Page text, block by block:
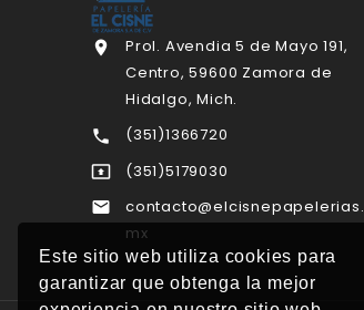
Este sitio web utiliza cookies para
garantizar que obtenga la mejor

Prol. Avendia 5 de Mayo 191,
Centro, 59600 Zamora de
Hidalgo, Mich.
 (351)1366720
 (351)5179030

contacto@elcisnepapelerias.
mx